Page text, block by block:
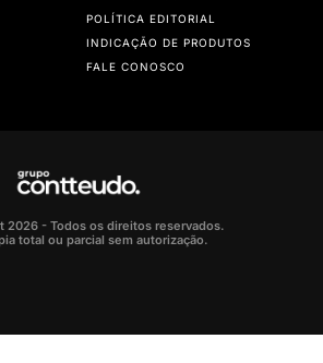
POLÍTICA EDITORIAL
INDICAÇÃO DE PRODUTOS
FALE CONOSCO
2026 - Todos os direitos reservados.
total ou parcial sem autorização.